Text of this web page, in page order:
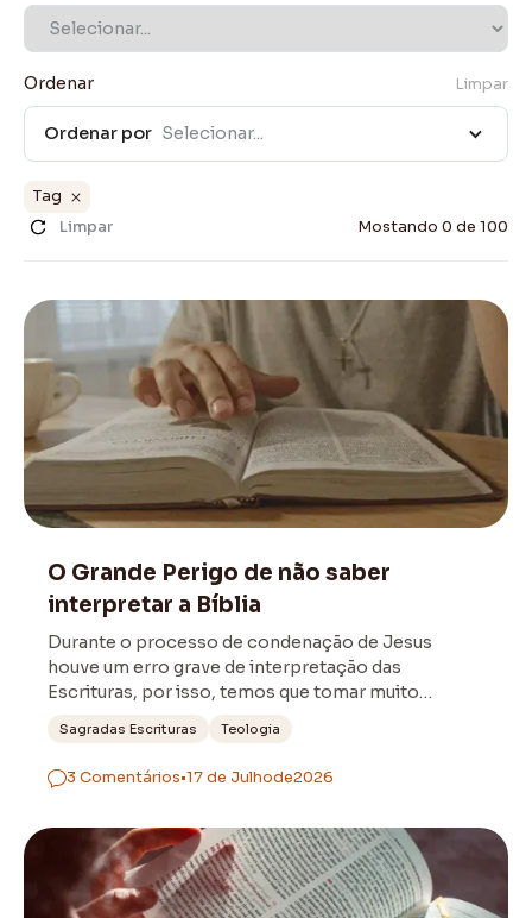
Ordenar Limpar
Ordenar por Selecionar...
Tag
Limpar
Mostando 0 de 100
O Grande Perigo de não saber
interpretar a Bíblia
Durante o processo de condenação de Jesus
houve um erro grave de interpretação das
Escrituras, por isso, temos que tomar muito
cuidado!
Sagradas Escrituras Teologia
3 Comentários•17 de Julhode2026